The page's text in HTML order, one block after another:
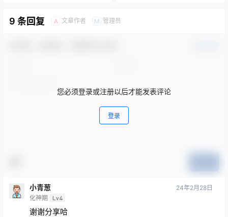
9 条回复 A 文章作者 M 管理员
您必须登录或注册以后才能发表评论
登录
小青葱
化神期 Lv4
24年2月28日
谢谢分享哈